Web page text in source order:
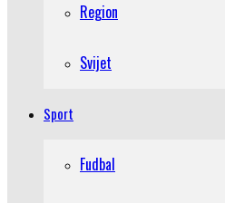
Region
Svijet
Sport
Fudbal